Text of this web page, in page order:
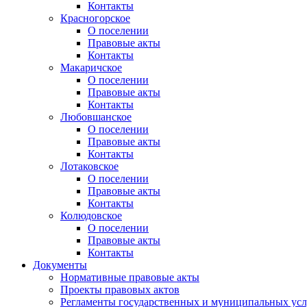
Контакты
Красногорское
О поселении
Правовые акты
Контакты
Макаричское
О поселении
Правовые акты
Контакты
Любовшанское
О поселении
Правовые акты
Контакты
Лотаковское
О поселении
Правовые акты
Контакты
Колюдовское
О поселении
Правовые акты
Контакты
Документы
Нормативные правовые акты
Проекты правовых актов
Регламенты государственных и муниципальных